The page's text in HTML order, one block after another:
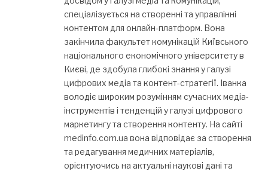
спеціалізується на створенні та управлінні
контентом для онлайн-платформ. Вона
закінчила факультет комунікацій Київського
національного економічного університету в
Києві, де здобула глибокі знання у галузі
цифрових медіа та контент-стратегії. Іванка
володіє широким розумінням сучасних медіа-
інструментів і тенденцій у галузі цифрового
маркетингу та створення контенту. На сайті
medinfo.com.ua вона відповідає за створення
та редагування медичних матеріалів,
орієнтуючись на актуальні наукові дані та